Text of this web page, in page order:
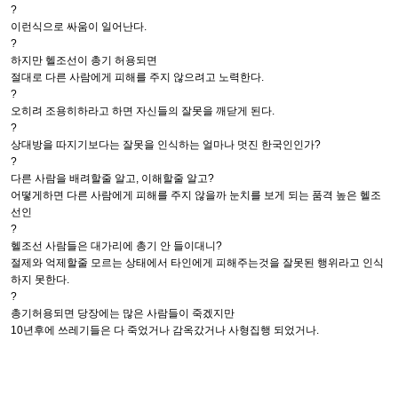
?
이런식으로 싸움이 일어난다.
?
하지만 헬조선이 총기 허용되면
절대로 다른 사람에게 피해를 주지 않으려고 노력한다.
?
오히려 조용히하라고 하면 자신들의 잘못을 깨닫게 된다.
?
상대방을 따지기보다는 잘못을 인식하는 얼마나 멋진 한국인인가?
?
다른 사람을 배려할줄 알고, 이해할줄 알고?
어떻게하면 다른 사람에게 피해를 주지 않을까 눈치를 보게 되는 품격 높은 헬조
선인
?
헬조선 사람들은 대가리에 총기 안 들이대니?
절제와 억제할줄 모르는 상태에서 타인에게 피해주는것을 잘못된 행위라고 인식
하지 못한다.
?
총기허용되면 당장에는 많은 사람들이 죽겠지만
10년후에 쓰레기들은 다 죽었거나 감옥갔거나 사형집행 되었거나.